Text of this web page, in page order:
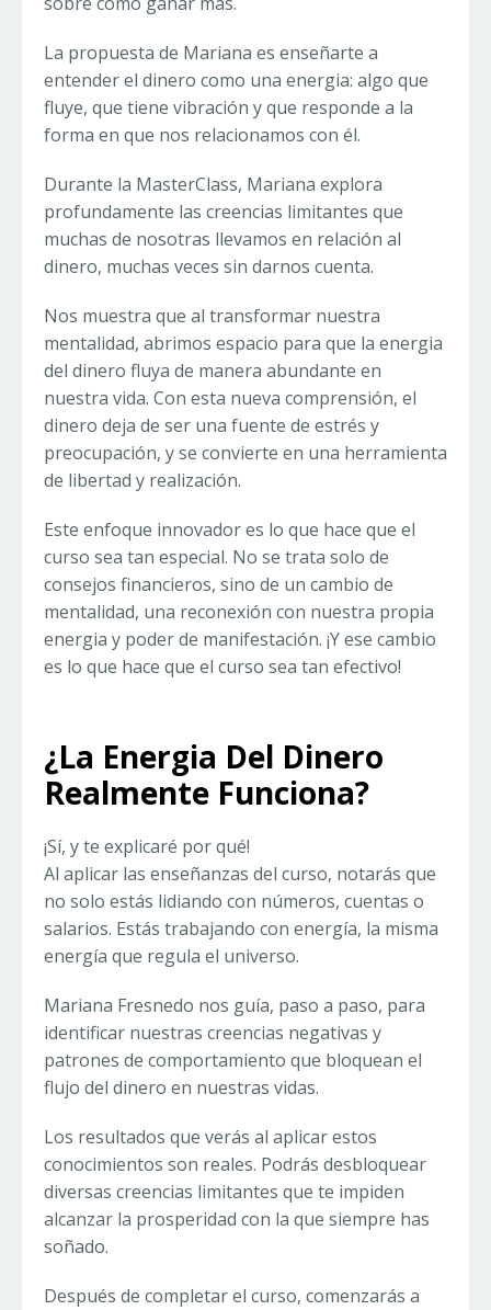
La propuesta de Mariana es enseñarte a
entender el dinero como una energia: algo que
fluye, que tiene vibración y que responde a la
forma en que nos relacionamos con él.
Durante la MasterClass, Mariana explora
profundamente las creencias limitantes que
muchas de nosotras llevamos en relación al
dinero, muchas veces sin darnos cuenta.
Nos muestra que al transformar nuestra
mentalidad, abrimos espacio para que la energia
del dinero fluya de manera abundante en
nuestra vida. Con esta nueva comprensión, el
dinero deja de ser una fuente de estrés y
preocupación, y se convierte en una herramienta
de libertad y realización.
Este enfoque innovador es lo que hace que el
curso sea tan especial. No se trata solo de
consejos financieros, sino de un cambio de
mentalidad, una reconexión con nuestra propia
energia y poder de manifestación. ¡Y ese cambio
es lo que hace que el curso sea tan efectivo!
¿La Energia Del Dinero
Realmente Funciona?
¡Sí, y te explicaré por qué!
Al aplicar las enseñanzas del curso, notarás que
no solo estás lidiando con números, cuentas o
salarios. Estás trabajando con energía, la misma
energía que regula el universo.
Mariana Fresnedo nos guía, paso a paso, para
identificar nuestras creencias negativas y
patrones de comportamiento que bloquean el
flujo del dinero en nuestras vidas.
Los resultados que verás al aplicar estos
conocimientos son reales. Podrás desbloquear
diversas creencias limitantes que te impiden
alcanzar la prosperidad con la que siempre has
soñado.
Después de completar el curso, comenzarás a